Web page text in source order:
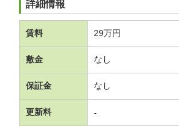
詳細情報
賃料 29万円
敷金 なし
保証金 なし
更新料 -